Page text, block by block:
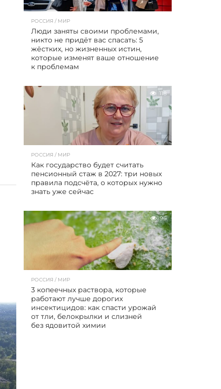
РОССИЯ / МИР
Люди заняты своими проблемами,
никто не придёт вас спасать: 5
жёстких, но жизненных истин,
которые изменят ваше отношение
к проблемам
118
РОССИЯ / МИР
Как государство будет считать
пенсионный стаж в 2027: три новых
правила подсчёта, о которых нужно
знать уже сейчас
96
РОССИЯ / МИР
3 копеечных раствора, которые
работают лучше дорогих
инсектицидов: как спасти урожай
от тли, белокрылки и слизней
без ядовитой химии